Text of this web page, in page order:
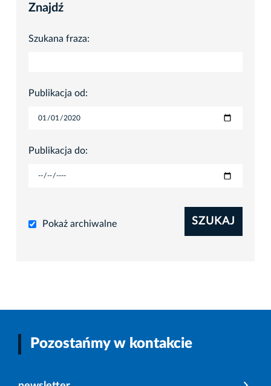
Znajdź
Szukana fraza:
Publikacja od:
Publikacja do:
Pokaż archiwalne SZUKAJ
Pozostańmy w kontakcie